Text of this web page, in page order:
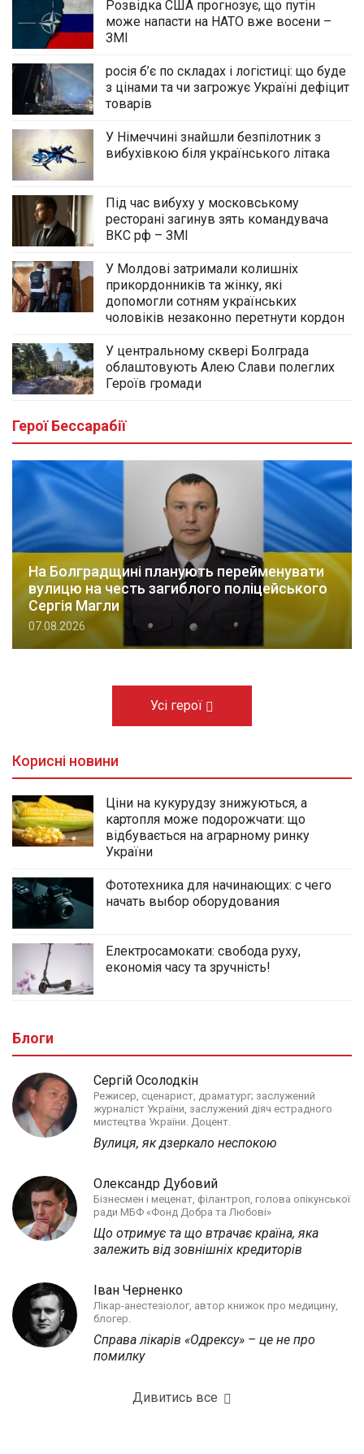
Розвідка США прогнозує, що путін
може напасти на НАТО вже восени –
ЗМІ
росія б’є по складах і логістиці: що буде
з цінами та чи загрожує Україні дефіцит
товарів
У Німеччині знайшли безпілотник з
вибухівкою біля українського літака
Під час вибуху у московському
ресторані загинув зять командувача
ВКС рф – ЗМІ
У Молдові затримали колишніх
прикордонників та жінку, які
допомогли сотням українських
чоловіків незаконно перетнути кордон
У центральному сквері Болграда
облаштовують Алею Слави полеглих
Героїв громади
Герої Бессарабії
На Болградщині планують перейменувати
вулицю на честь загиблого поліцейського
Сергія Магли
07.08.2026
Усі герої
Корисні новини
Ціни на кукурудзу знижуються, а
картопля може подорожчати: що
відбувається на аграрному ринку
України
Фототехника для начинающих: с чего
начать выбор оборудования
Електросамокати: свобода руху,
економія часу та зручність!
Блоги
Сергій Осолодкін
Режисер, сценарист, драматург; заслужений
журналіст України, заслужений діяч естрадного
мистецтва України. Доцент.
Вулиця, як дзеркало неспокою
Олександр Дубовий
Бізнесмен і меценат, філантроп, голова опікунської
ради МБФ «Фонд Добра та Любові»
Що отримує та що втрачає країна, яка
залежить від зовнішніх кредиторів
Іван Черненко
Лікар-анестезіолог, автор книжок про медицину,
блогер.
Справа лікарів «Одрексу» – це не про
помилку
Дивитись все